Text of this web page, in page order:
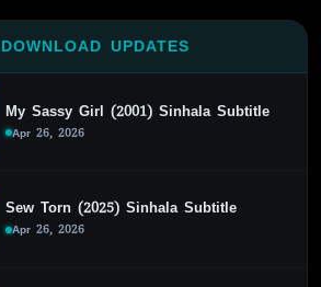
DOWNLOAD UPDATES
My Sassy Girl (2001) Sinhala Subtitle
Apr 26, 2026
Sew Torn (2025) Sinhala Subtitle
Apr 26, 2026